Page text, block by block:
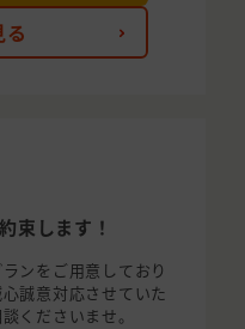
束します！
ンをご用意しており
誠意対応させていた
くださいませ。